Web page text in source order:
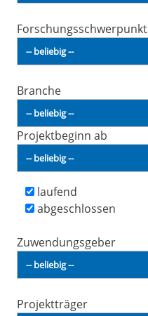
Forschungsschwerpunkt
Branche
Projektbeginn ab
laufend
abgeschlossen
Zuwendungsgeber
Projektträger